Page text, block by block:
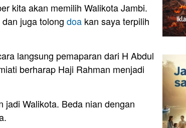
kita akan memilih Walikota Jambi.
juga tolong doa kan saya terpilih
langsung pemaparan dari H Abdul
berharap Haji Rahman menjadi
jadi Walikota. Beda nian dengan